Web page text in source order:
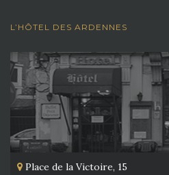
L’HÔTEL DES ARDENNES
Place de la Victoire, 15